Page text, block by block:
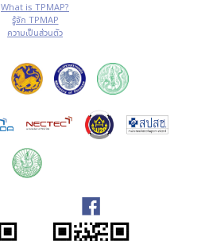
What is TPMAP?
รู้จัก TPMAP
ความเป็นส่วนตัว